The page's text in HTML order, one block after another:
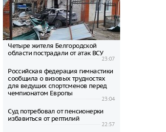
Четыре жителя Белгородской
области пострадали от атак ВСУ
23:07
Российская федерация гимнастики
сообщила о визовых трудностях
для ведущих спортсменов перед
чемпионатом Европы
23:04
Суд потребовал от пенсионерки
избавиться от рептилий
22:57